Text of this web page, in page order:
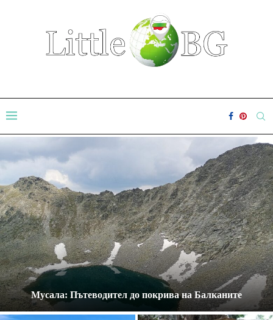
Мусала: Пътеводител до покрива на Балканите